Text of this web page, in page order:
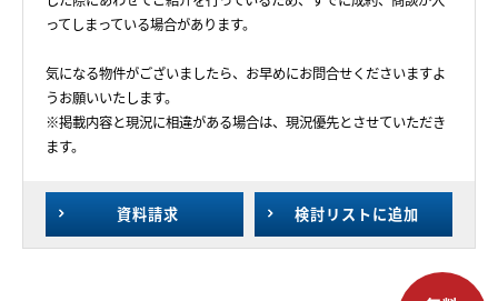
資料請求 検討リストに追加
ってしまっている場合があります。
気になる物件がございましたら、お早めにお問合せくださいますよ
うお願いいたします。
※掲載内容と現況に相違がある場合は、現況優先とさせていただき
ます。